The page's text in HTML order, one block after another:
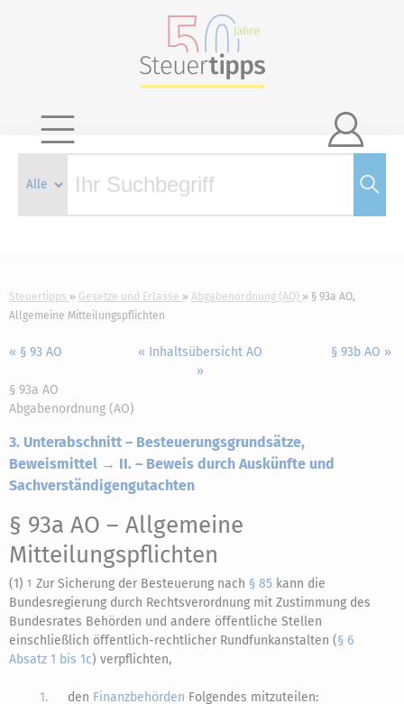

Steuertipps Gesetze und Erlasse Abgabenordnung (AO)
§ 93a AO,
Allgemeine Mitteilungspflichten
« § 93 AO
« Inhaltsübersicht AO
»
§ 93b AO »
§ 93a AO
Abgabenordnung (AO)
3. Unterabschnitt – Besteuerungsgrundsätze,
Beweismittel → II. – Beweis durch Auskünfte und
Sachverständigengutachten
§ 93a AO – Allgemeine
Mitteilungspflichten
(1) 1 Zur Sicherung der Besteuerung nach § 85 kann die
Bundesregierung durch Rechtsverordnung mit Zustimmung des
Bundesrates Behörden und andere öffentliche Stellen
einschließlich öffentlich-rechtlicher Rundfunkanstalten (§ 6
Absatz 1 bis 1c) verpflichten,
1. den Finanzbehörden Folgendes mitzuteilen: